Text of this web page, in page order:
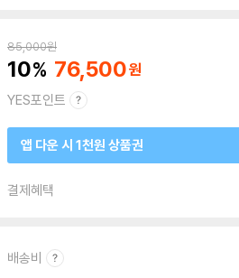
85,000원
10 76,500
YES포인트
앱 다운 시 1천원 상품권
결제혜택
배송비